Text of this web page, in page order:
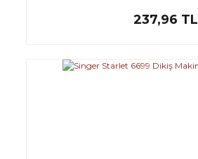
237,96 TL